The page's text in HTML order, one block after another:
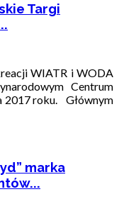
Targi
WIATR i WODA
Centrum
2017 roku. Głównym
marka